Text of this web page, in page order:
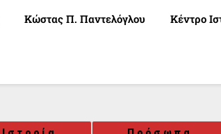
Κώστας Π. Παντελόγλου Κέντρο